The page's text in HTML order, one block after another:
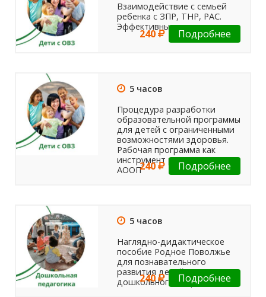
Взаимодействие с семьей
ребенка с ЗПР, ТНР, РАС.
Эффективные стратегии
240 Подробнее
5 часов
Процедура разработки
образовательной программы
для детей с ограниченными
возможностями здоровья.
Рабочая программа как
инструмент реализации
АООП240 Подробнее
5 часов
Наглядно-дидактическое
пособие Родное Поволжье
для познавательного
развития детей старшего
дошкольного возраста
240 Подробнее